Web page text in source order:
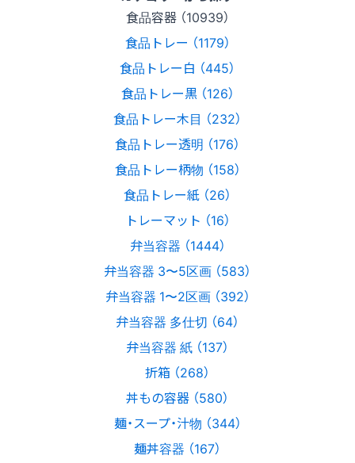
食品容器 （10939）
食品トレー （1179）
食品トレー白 （445）
食品トレー黒 （126）
食品トレー木目 （232）
食品トレー透明 （176）
食品トレー柄物 （158）
食品トレー紙 （26）
トレーマット （16）
弁当容器 （1444）
弁当容器 3〜5区画 （583）
弁当容器 1〜2区画 （392）
弁当容器 多仕切 （64）
弁当容器 紙 （137）
折箱 （268）
丼もの容器 （580）
麺・スープ・汁物 （344）
麺丼容器 （167）